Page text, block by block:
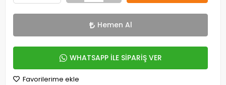
Hemen Al
WHATSAPP İLE SİPARİŞ VER
Favorilerime ekle